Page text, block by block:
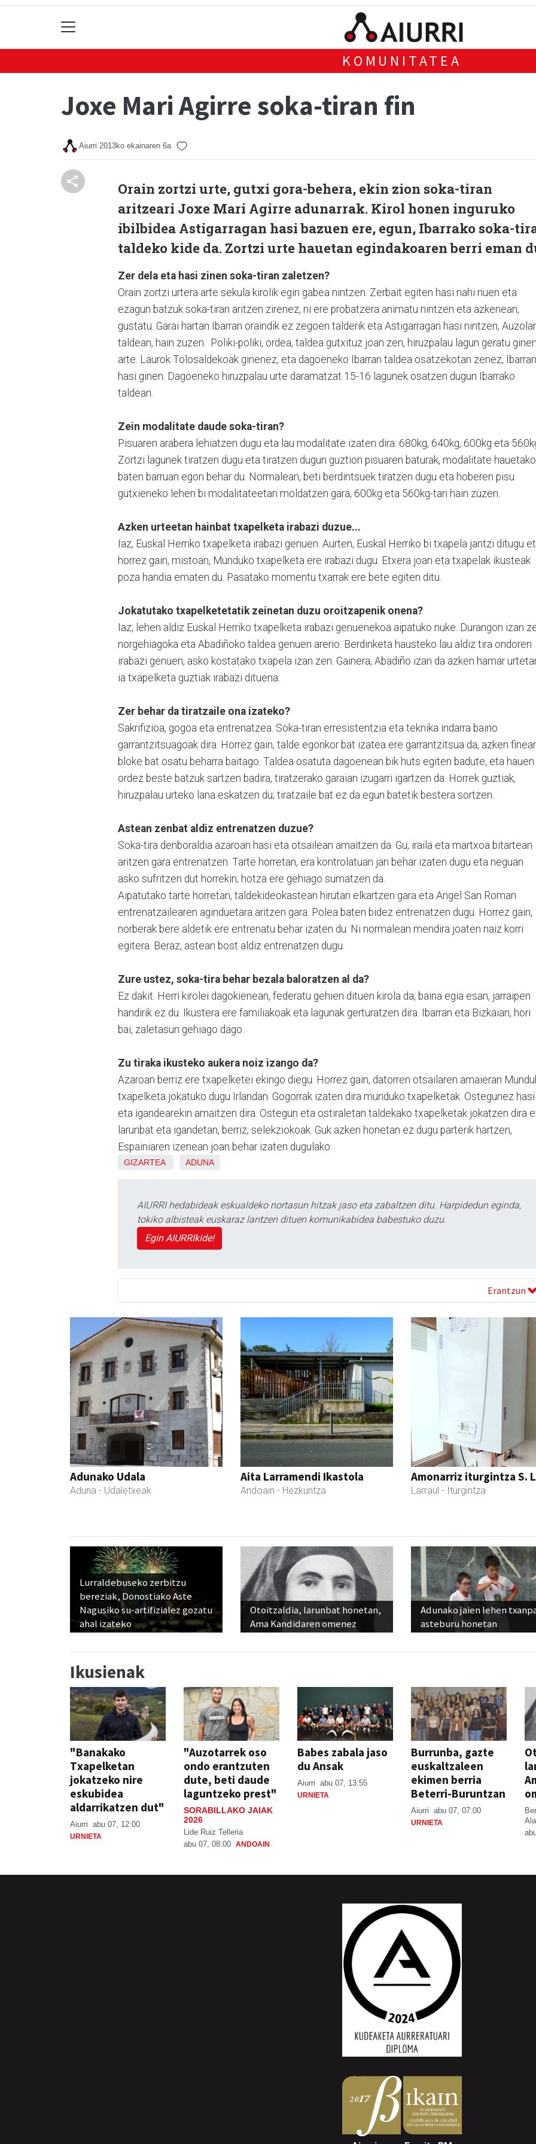
KOMUNITATEA
Joxe Mari Agirre soka-tiran fin
Aiurri 2013ko ekainaren 6a
Orain zortzi urte, gutxi gora-behera, ekin zion soka-tiran
aritzeari Joxe Mari Agirre adunarrak. Kirol honen inguruko
ibilbidea Astigarragan hasi bazuen ere, egun, Ibarrako soka-
taldeko kide da. Zortzi urte hauetan egindakoaren berri eman
Zer dela eta hasi zinen soka-tiran zaletzen?
Orain zortzi urtera arte sekula kirolik egin gabea nintzen. Zerbait egiten hasi nahi nuen eta
ezagun batzuk soka-tiran aritzen zirenez, ni ere probatzera animatu nintzen eta azkenean,
gustatu. Garai hartan Ibarran oraindik ez zegoen talderik eta Astigarragan hasi nintzen,
taldean, hain zuzen. Poliki-poliki, ordea, taldea gutxituz joan zen, hiruzpalau lagun geratu ginen
arte. Laurok Tolosaldekoak ginenez, eta dagoeneko Ibarran taldea osatzekotan zenez, Ibarran
hasi ginen. Dagoeneko hiruzpalau urte daramatzat 15-16 lagunek osatzen dugun Ibarrako
taldean.
Zein modalitate daude soka-tiran?
Pisuaren arabera lehiatzen dugu eta lau modalitate izaten dira: 680kg, 640kg, 600kg eta
Zortzi lagunek tiratzen dugu eta tiratzen dugun guztion pisuaren baturak, modalitate hauetako
baten barruan egon behar du. Normalean, beti berdintsuek tiratzen dugu eta hoberen pisu
gutxieneko lehen bi modalitateetan moldatzen gara, 600kg eta 560kg-tan hain zuzen.
Azken urteetan hainbat txapelketa irabazi duzue...
Iaz, Euskal Herriko txapelketa irabazi genuen. Aurten, Euskal Herriko bi txapela jantzi ditugu
horrez gain, mistoan, Munduko txapelketa ere irabazi dugu. Etxera joan eta txapelak ikusteak
poza handia ematen du. Pasatako momentu txarrak ere bete egiten ditu.
Jokatutako txapelketetatik zeinetan duzu oroitzapenik onena?
Iaz, lehen aldiz Euskal Herriko txapelketa irabazi genuenekoa aipatuko nuke. Durangon izan
norgehiagoka eta Abadiñoko taldea genuen arerio. Berdinketa hausteko lau aldiz tira ondoren
irabazi genuen, asko kostatako txapela izan zen. Gainera, Abadiño izan da azken hamar
ia txapelketa guztiak irabazi dituena.
Zer behar da tiratzaile ona izateko?
Sakrifizioa, gogoa eta entrenatzea. Soka-tiran erresistentzia eta teknika indarra baino
garrantzitsuagoak dira. Horrez gain, talde egonkor bat izatea ere garrantzitsua da, azken
bloke bat osatu beharra baitago. Taldea osatuta dagoenean bik huts egiten badute, eta hauen
ordez beste batzuk sartzen badira, tiratzerako garaian izugarri igartzen da. Horrek guztiak,
hiruzpalau urteko lana eskatzen du; tiratzaile bat ez da egun batetik bestera sortzen.
Astean zenbat aldiz entrenatzen duzue?
Soka-tira denboraldia azaroan hasi eta otsailean amaitzen da. Gu, iraila eta martxoa bitartean
aritzen gara entrenatzen. Tarte horretan, era kontrolatuan jan behar izaten dugu eta neguan
asko sufritzen dut horrekin; hotza ere gehiago sumatzen da.
Aipatutako tarte horretan, taldekideokastean hirutan elkartzen gara eta Angel San Roman
entrenatzailearen aginduetara aritzen gara. Polea baten bidez entrenatzen dugu. Horrez gain,
norberak bere aldetik ere entrenatu behar izaten du. Ni normalean mendira joaten naiz korri
egitera. Beraz, astean bost aldiz entrenatzen dugu.
Zure ustez, soka-tira behar bezala baloratzen al da?
Ez dakit. Herri kirolei dagokienean, federatu gehien dituen kirola da, baina egia esan, jarraipen
handirik ez du. Ikustera ere familiakoak eta lagunak gerturatzen dira. Ibarran eta Bizkaian, hori
bai, zaletasun gehiago dago.
Zu tiraka ikusteko aukera noiz izango da?
Azaroan berriz ere txapelketei ekingo diegu. Horrez gain, datorren otsailaren amaieran
txapelketa jokatuko dugu Irlandan. Gogorrak izaten dira munduko txapelketak. Ostegunez hasi
eta igandearekin amaitzen dira. Ostegun eta ostiraletan taldekako txapelketak jokatzen dira
larunbat eta igandetan, berriz, selekziokoak. Guk azken honetan ez dugu parterik hartzen,
Espainiaren izenean joan behar izaten dugulako.
GIZARTEA ADUNA
AIURRI hedabideak eskualdeko nortasun hitzak jaso eta zabaltzen ditu. Harpidedun eginda,
tokiko albisteak euskaraz lantzen dituen komunikabidea babestuko duzu.
Egin AIURRIkide!
Erantzun
Adunako Udala
Aduna - Udaletxeak
Aita Larramendi Ikastola
Andoain - Hezkuntza
Amonarriz iturgintza S.
Larraul - Iturgintza
Lurraldebuseko zerbitzu
bereziak, Donostiako Aste
Nagusiko su-artifizialez gozatu
ahal izateko
Otoitzaldia, larunbat honetan,
Ama Kandidaren omenez
Adunako jaien lehen
asteburu honetan
Ikusienak
"Banakako
Txapelketan
jokatzeko nire
eskubidea
aldarrikatzen dut"
Aiurri abu 07, 12:00
URNIETA
"Auzotarrek oso
ondo erantzuten
dute, beti daude
laguntzeko prest"
SORABILLAKO JAIAK
2026
Lide Ruiz Telleria
abu 07, 08:00 ANDOAIN
Babes zabala jaso
du Ansak
Aiurri abu 07, 13:55
URNIETA
Burrunba, gazte
euskaltzaleen
ekimen berria
Beterri-Buruntzan
Aiurri abu 07, 07:00
URNIETA